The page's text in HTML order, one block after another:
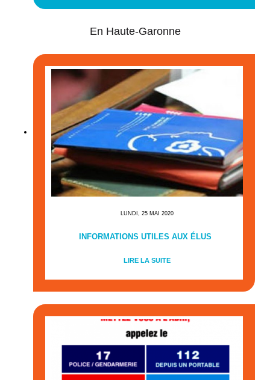
En Haute-Garonne
LUNDI, 25 MAI 2020
INFORMATIONS UTILES AUX ÉLUS
LIRE LA SUITE